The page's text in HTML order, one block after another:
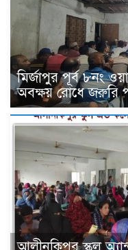
মির্জাপুর পূর্ব ৮নং
অবক্ষয় রোধে জরুরি